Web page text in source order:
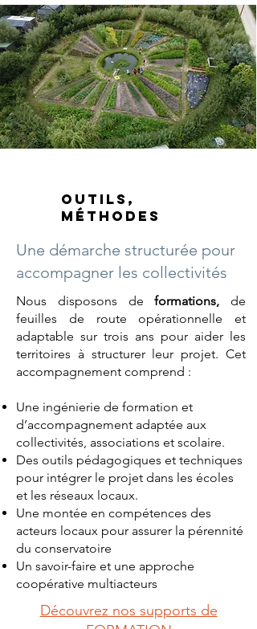
Outils,
Méthodes
Une démarche structurée pour
accompagner les collectivités
Nous disposons deformations, de
feuilles de route opérationnelle et
adaptable sur trois ans pour aider les
territoires à structurer leur projet. Cet
accompagnement comprend :
Une ingénierie de formation et
d’accompagnement adaptée aux
collectivités, associations et scolaire.
Des outils pédagogiques et techniques
pour intégrer le projet dans les écoles
et les réseaux locaux.
Une montée en compétences des
acteurs locaux pour assurer la pérennité
du conservatoire
Un savoir-faire et une approche
coopérative multiacteurs
Découvrez nos supports de